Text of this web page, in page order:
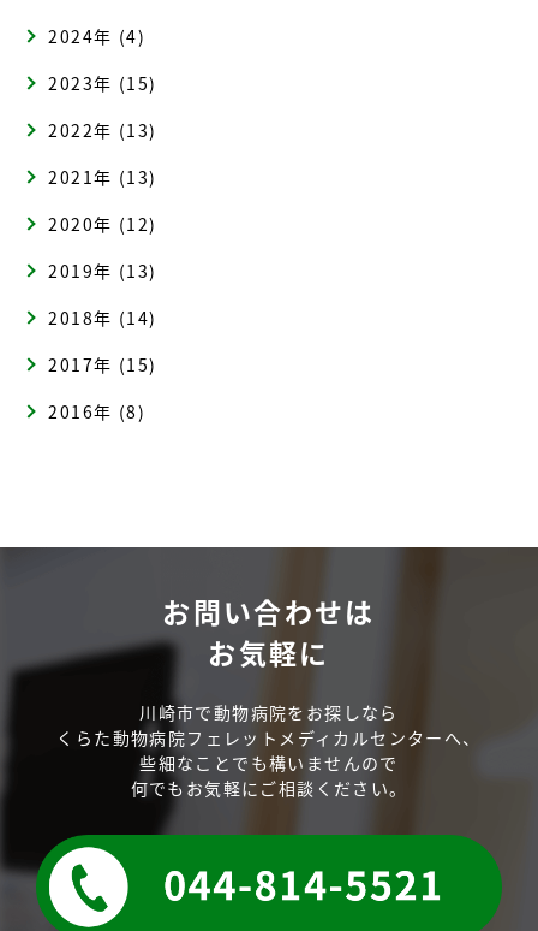
2024年 (4)
2023年 (15)
2022年 (13)
2021年 (13)
2020年 (12)
2019年 (13)
2018年 (14)
2017年 (15)
2016年 (8)
お問い合わせは
お気軽に
川崎市で動物病院をお探しなら
くらた動物病院フェレットメディカルセンターへ、
些細なことでも構いませんので
何でもお気軽にご相談ください。